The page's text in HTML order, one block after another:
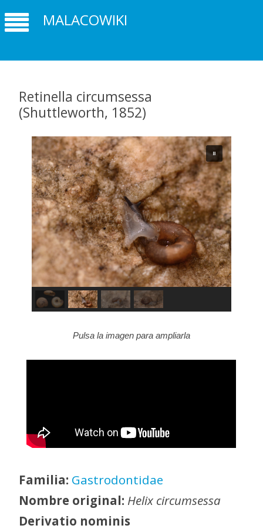
MALACOWIKI
Retinella circumsessa
(Shuttleworth, 1852)
Pulsa la imagen para ampliarla
Familia: Gastrodontidae
Nombre original: Helix circumsessa
Derivatio nominis